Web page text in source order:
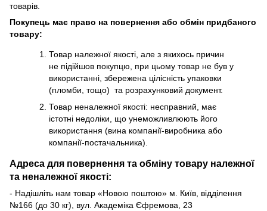
товарів.
Покупець має право на повернення або обмін придбаного
товару:
Товар належної якості, але з якихось причин
не підійшов покупцю, при цьому товар не був у
використанні, збережена цілісність упаковки
(пломби, тощо) та розрахунковий документ.
Товар неналежної якості: несправний, має
істотні недоліки, що унеможливлюють його
використання (вина компанії-виробника або
компанії-постачальника).
Адреса для повернення та обміну товару належної
та неналежної якості:
- Надішліть нам товар «Новою поштою» м. Київ, відділення
№166 (до 30 кг), вул. Академіка Єфремова, 23